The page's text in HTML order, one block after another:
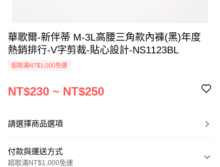
華歌爾-新伴蒂 M-3L高腰三角款內褲(黑)年度
熱銷排行-V字剪裁-貼心設計-NS1123BL
超取滿NT$1,000免運
NT$230 ~ NT$250
請選擇商品選項
付款與運送方式
超取滿NT$1,000免運